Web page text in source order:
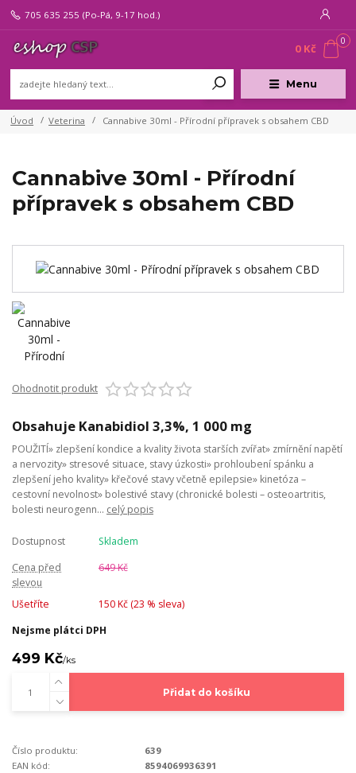
Menu
705 635 255 (Po-Pá, 9-17 hod.)
0
0 Kč
Úvod Veterina Cannabive 30ml - Přírodní přípravek s obsahem CBD
Cannabive 30ml - Přírodní
přípravek s obsahem CBD
Ohodnotit produkt
Obsahuje Kanabidiol 3,3%, 1 000 mg
POUŽITÍ» zlepšení kondice a kvality života starších zvířat» zmírnění napětí
a nervozity» stresové situace, stavy úzkosti» prohloubení spánku a
zlepšení jeho kvality» křečové stavy včetně epilepsie» kinetóza –
cestovní nevolnost» bolestivé stavy (chronické bolesti – osteoartritis,
bolesti neurogenn... celý popis
Dostupnost
Skladem
Cena před
slevou
649 Kč
Ušetříte 150 Kč (23 % sleva)
Nejsme plátci DPH
499 Kč/ks
Přidat do košíku
Číslo produktu:
639
EAN kód:
8594069936391